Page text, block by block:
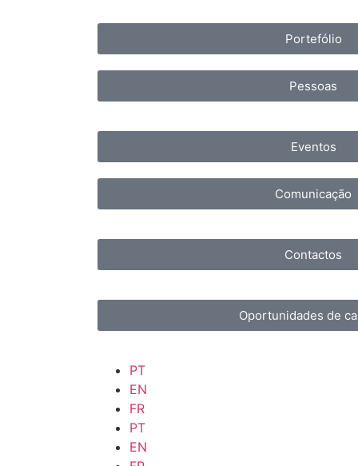
Portefólio
Pessoas
Eventos
Comunicação
Contactos
Oportunidades de
PT
EN
FR
PT
EN